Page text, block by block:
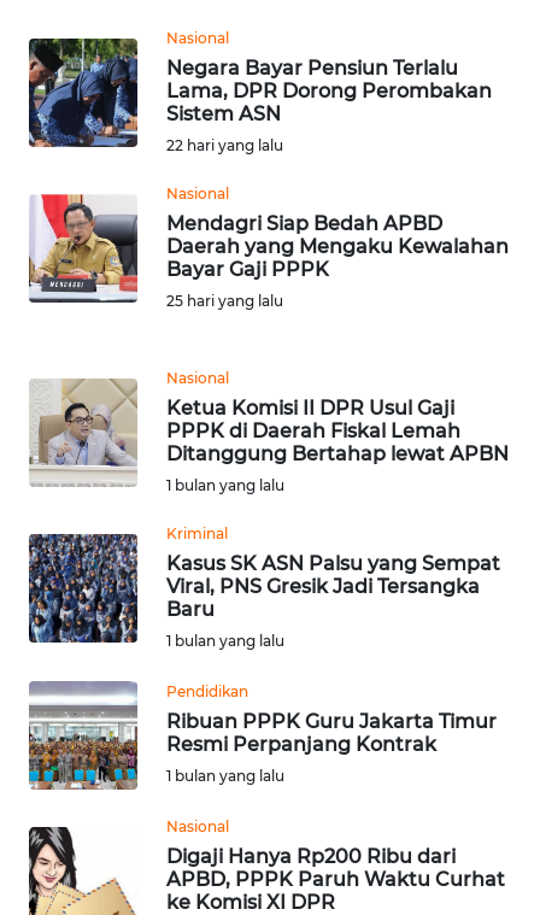
Nasional
Negara Bayar Pensiun Terlalu
Lama, DPR Dorong Perombakan
Sistem ASN
22 hari yang lalu
Nasional
Mendagri Siap Bedah APBD
Daerah yang Mengaku Kewalahan
Bayar Gaji PPPK
25 hari yang lalu
Nasional
Ketua Komisi II DPR Usul Gaji
PPPK di Daerah Fiskal Lemah
Ditanggung Bertahap lewat APBN
1 bulan yang lalu
Kriminal
Kasus SK ASN Palsu yang Sempat
Viral, PNS Gresik Jadi Tersangka
Baru
1 bulan yang lalu
Pendidikan
Ribuan PPPK Guru Jakarta Timur
Resmi Perpanjang Kontrak
1 bulan yang lalu
Nasional
Digaji Hanya Rp200 Ribu dari
APBD, PPPK Paruh Waktu Curhat
ke Komisi XI DPR
PENDIDIKAN
OLAHRAGA
EDITORIAL
BERITA
KONTAK
KAMI
INFO
IKLAN
TENTANG
PEDOMAN
MEDIA
SIBER
REDAKSI
KARIR